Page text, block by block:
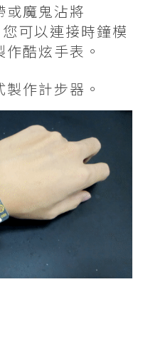
或魔鬼沾將
可以連接時鐘模
酷炫手表。
作計步器。